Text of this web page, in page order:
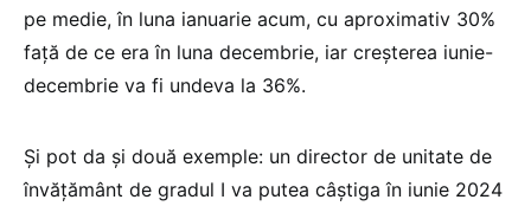
pe medie, în luna ianuarie acum, cu aproximativ 30%
față de ce era în luna decembrie, iar creșterea iunie-
decembrie va fi undeva la 36%.
Și pot da și două exemple: un director de unitate de
învățământ de gradul I va putea câștiga în iunie 2024